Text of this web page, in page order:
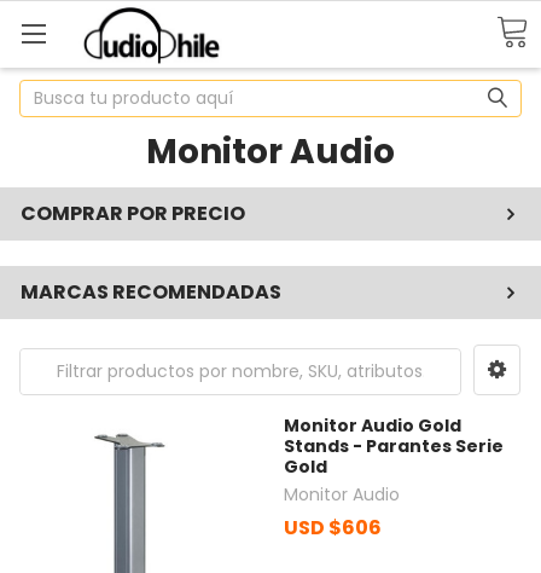
Buscar
Monitor Audio
COMPRAR POR PRECIO
MARCAS RECOMENDADAS
Monitor Audio Gold
Stands - Parantes Serie
Gold
Monitor Audio
USD $606